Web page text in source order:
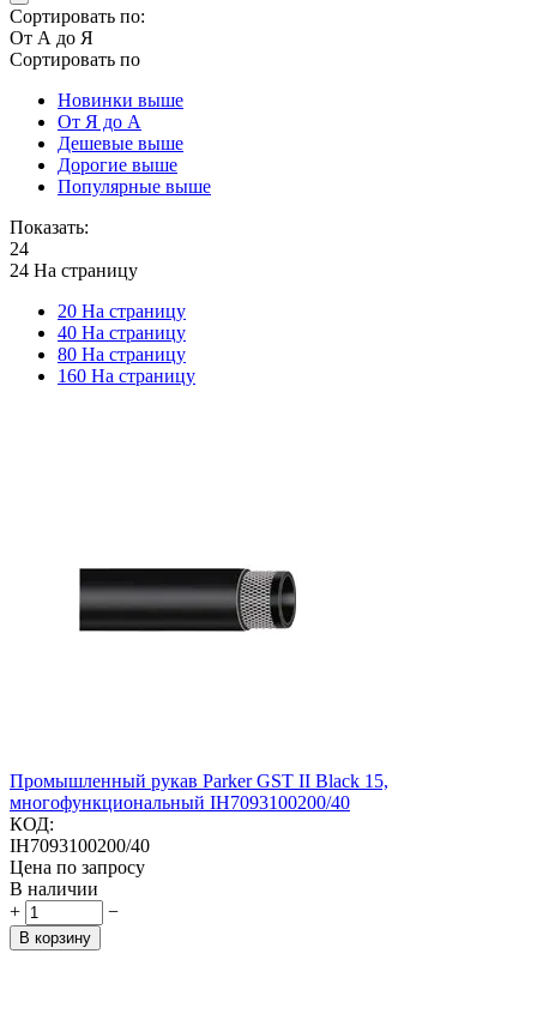
Сортировать по:
От А до Я
Сортировать по
Новинки выше
От Я до А
Дешевые выше
Дорогие выше
Популярные выше
Показать:
24
24 На страницу
20 На страницу
40 На страницу
80 На страницу
160 На страницу
Промышленный рукав Parker GST II Black 15,
многофункциональный IH7093100200/40
КОД:
IH7093100200/40
Цена по запросу
В наличии
+
−
В корзину